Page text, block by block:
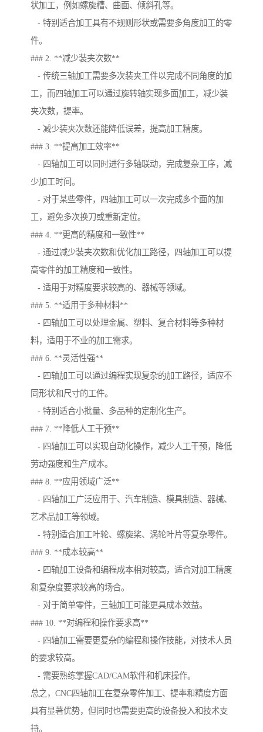
状加工，例如螺旋槽、曲面、倾斜孔等。
- 特别适合加工具有不规则形状或需要多角度加工的零
件。
### 2. **减少装夹次数**
- 传统三轴加工需要多次装夹工件以完成不同角度的加
工，而四轴加工可以通过旋转轴实现多面加工，减少装
夹次数，提率。
- 减少装夹次数还能降低误差，提高加工精度。
### 3. **提高加工效率**
- 四轴加工可以同时进行多轴联动，完成复杂工序，减
少加工时间。
- 对于某些零件，四轴加工可以一次完成多个面的加
工，避免多次换刀或重新定位。
### 4. **更高的精度和一致性**
- 通过减少装夹次数和优化加工路径，四轴加工可以提
高零件的加工精度和一致性。
- 适用于对精度要求较高的、器械等领域。
### 5. **适用于多种材料**
- 四轴加工可以处理金属、塑料、复合材料等多种材
料，适用于不业的加工需求。
### 6. **灵活性强**
- 四轴加工可以通过编程实现复杂的加工路径，适应不
同形状和尺寸的工件。
- 特别适合小批量、多品种的定制化生产。
### 7. **降低人工干预**
- 四轴加工可以实现自动化操作，减少人工干预，降低
劳动强度和生产成本。
### 8. **应用领域广泛**
- 四轴加工广泛应用于、汽车制造、模具制造、器械、
艺术品加工等领域。
- 特别适合加工叶轮、螺旋桨、涡轮叶片等复杂零件。
### 9. **成本较高**
- 四轴加工设备和编程成本相对较高，适合对加工精度
和复杂度要求较高的场合。
- 对于简单零件，三轴加工可能更具成本效益。
### 10. **对编程和操作要求高**
- 四轴加工需要更复杂的编程和操作技能，对技术人员
的要求较高。
- 需要熟练掌握CAD/CAM软件和机床操作。
总之，CNC四轴加工在复杂零件加工、提率和精度方面
具有显著优势，但同时也需要更高的设备投入和技术支
持。